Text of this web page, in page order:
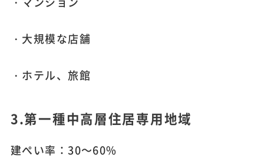
・大規模な店舗
・ホテル、旅館
3.第一種中高層住居専用地域
建ぺい率：30～60%